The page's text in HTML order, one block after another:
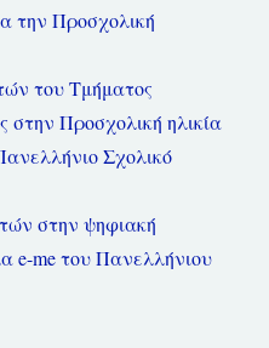
την Προσχολική
του Τμήματος
στην Προσχολική ηλικία
Σχολικό
στην ψηφιακή
e-me του Πανελλήνιου